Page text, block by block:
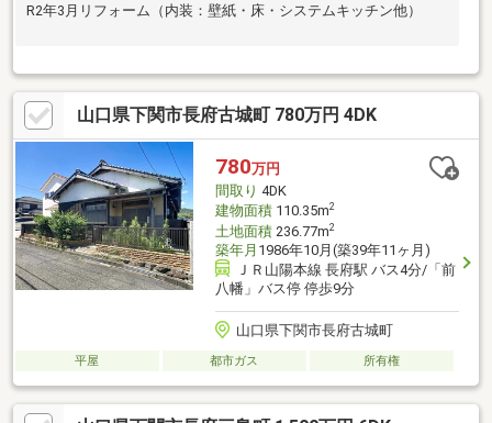
R2年3月リフォーム（内装：壁紙・床・システムキッチン他）
山口県下関市長府古城町 780万円 4DK
780万円
間取り 4DK
建物面積110.35m2
土地面積236.77m2
築年月 1986年10月(築39年11ヶ月)
ＪＲ山陽本線 長府駅 バス4分/「前
八幡」バス停 停歩9分
山口県下関市長府古城町
平屋 都市ガス 所有権